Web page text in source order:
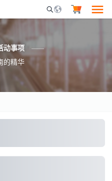
Mobile Search
动事项
的精华